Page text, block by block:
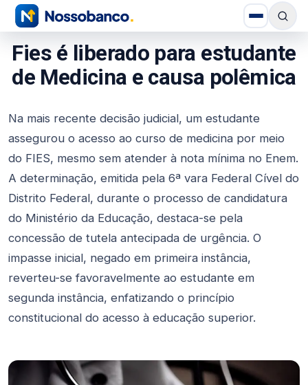
Fies é liberado para estudante
de Medicina e causa polêmica
Na mais recente decisão judicial, um estudante
assegurou o acesso ao curso de medicina por meio
do FIES, mesmo sem atender à nota mínima no Enem.
A determinação, emitida pela 6ª vara Federal Cível do
Distrito Federal, durante o processo de candidatura
do Ministério da Educação, destaca-se pela
concessão de tutela antecipada de urgência. O
impasse inicial, negado em primeira instância,
reverteu-se favoravelmente ao estudante em
segunda instância, enfatizando o princípio
constitucional do acesso à educação superior.